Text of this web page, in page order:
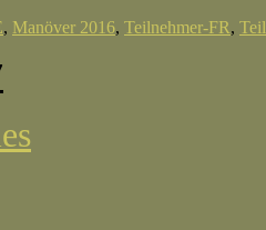
, Manöver 2016, Teilnehmer-FR,